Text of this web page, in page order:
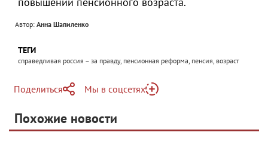
Автор: Анна Шапиленко
ТЕГИ
справедливая россия – за правду, пенсионная реформа, пенсия, возраст
Поделиться
Telegram
Мы в соцсетях
Яндекс Дзен
Похожие новости